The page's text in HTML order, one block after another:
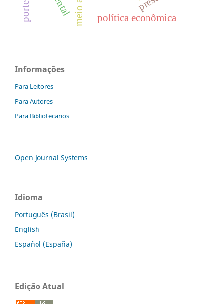
política econômica
Informações
Para Leitores
Para Autores
Para Bibliotecários
Open Journal Systems
Idioma
Português (Brasil)
English
Español (España)
Edição Atual